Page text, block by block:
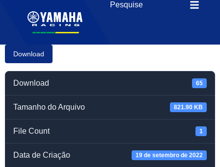
Download
Download 65
Tamanho do Arquivo 821.90 KB
File Count 1
Data de Criação 19 de setembro de 2022